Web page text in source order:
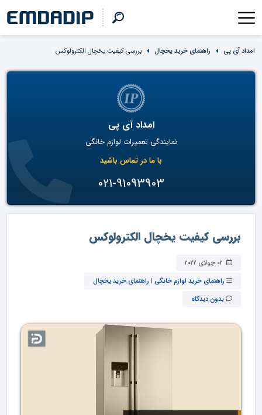
امداد آی پی راهنمای خرید یخچال بررسی کیفیت یخچال الکترولوکس
امداد آی پی
نمایندگی تعمیرات لوازم خانگی
با ما در تماس باشید
021-91093903
بررسی کیفیت یخچال الکترولوکس
راهنمای خرید لوازم خانگی | راهنمای خرید یخچال
بدون دیدگاه